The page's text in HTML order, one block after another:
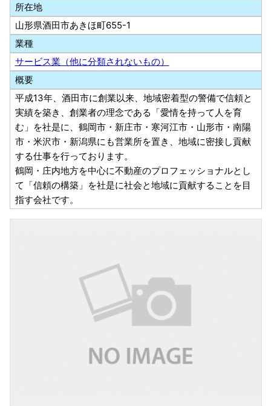
所在地
山形県酒田市あきほ町655-1
業種
サービス業（他に分類されないもの）
概要
平成13年、酒田市に創業以来、地域密着型の警備で信頼と
実績を築き、創業者の理念である「愛情を持って人を育
む」を社是に、鶴岡市・新庄市・寒河江市・山形市・南陽
市・米沢市・新潟県にも営業所を置き、地域に密接し貢献
する仕事を行っております。
鶴岡・庄内地方を中心に不動産のプロフェッショナルとし
て「信頼の構築」を社是に社会と地域に貢献することを目
指す会社です。